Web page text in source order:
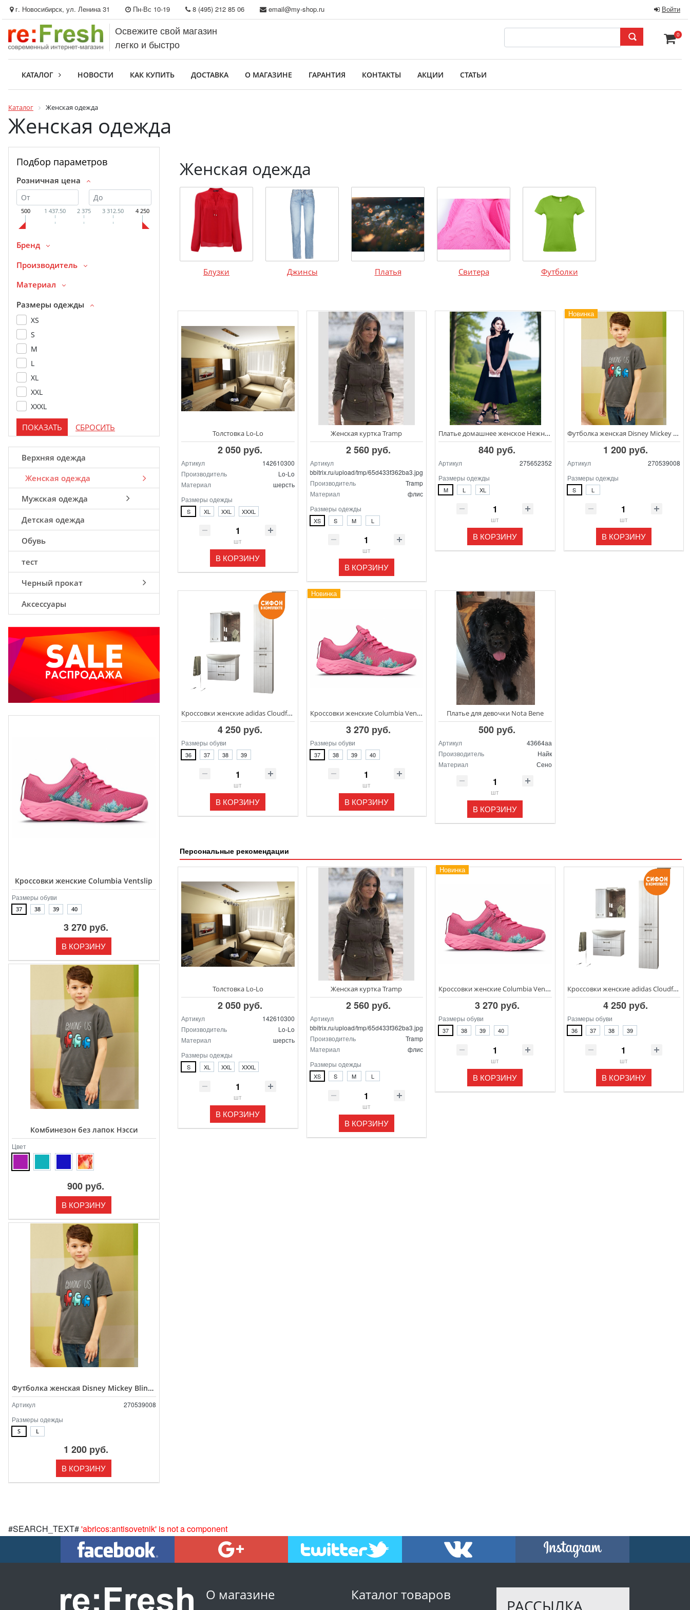
г. Новосибирск, ул. Ленина 31 Пн-Вс 10-19 8 (495) 212 85 06 email@my-shop.ru Войти
Освежите свой магазин
легко и быстро
0
КАТАЛОГ НОВОСТИ КАК КУПИТЬ ДОСТАВКА О МАГАЗИНЕ ГАРАНТИЯ КОНТАКТЫ АКЦИИ СТАТЬИ
Каталог Женская одежда
Женская одежда
Подбор параметров
Розничная цена
500 1 437.50 2 375 3 312.50 4 250
Бренд
Производитель
Материал
Размеры одежды
XS
S
M
L
XL
XXL
XXXL
Верхняя одежда
Женская одежда
Мужская одежда
Детская одежда
Обувь
тест
Черный прокат
Аксессуары
Кроссовки женские Columbia Ventslip
Размеры обуви
37 38 39 40
3 270 руб.
В КОРЗИНУ
Комбинезон без лапок Нэсси
Цвет
900 руб.
В КОРЗИНУ
Футболка женская Disney Mickey Blinking
Артикул
270539008
Размеры одежды
S L
1 200 руб.
В КОРЗИНУ
Женская одежда
Блузки Джинсы Платья Свитера Футболки
Толстовка Lo-Lo
2 050 руб.
Артикул
142610300
Производитель
Lo-Lo
Материал
шерсть
Размеры одежды
S XL XXL XXXL
шт
В КОРЗИНУ
Женская куртка Tramp
2 560 руб.
Артикул
/home/bitrix/ext_www/bitrix.sibbitrix.ru/upload/tmp/65d433f362ba3.jpg
Производитель
Tramp
Материал
флис
Размеры одежды
XS S M L
шт
В КОРЗИНУ
Платье домашнее женское Нежность
840 руб.
Артикул
275652352
Размеры одежды
M L XL
шт
В КОРЗИНУ
Новинка
Футболка женская Disney Mickey Blinking
1 200 руб.
Артикул
270539008
Размеры одежды
S L
шт
В КОРЗИНУ
Кроссовки женские adidas Cloudfoam Race
4 250 руб.
Размеры обуви
36 37 38 39
шт
В КОРЗИНУ
Новинка
Кроссовки женские Columbia Ventslip
3 270 руб.
Размеры обуви
37 38 39 40
шт
В КОРЗИНУ
Платье для девочки Nota Bene
500 руб.
Артикул
43664аа
Производитель
Найк
Материал
Сено
шт
В КОРЗИНУ
Персональные рекомендации
Толстовка Lo-Lo
2 050 руб.
Артикул
142610300
Производитель
Lo-Lo
Материал
шерсть
Размеры одежды
S XL XXL XXXL
шт
В КОРЗИНУ
Женская куртка Tramp
2 560 руб.
Артикул
/home/bitrix/ext_www/bitrix.sibbitrix.ru/upload/tmp/65d433f362ba3.jpg
Производитель
Tramp
Материал
флис
Размеры одежды
XS S M L
шт
В КОРЗИНУ
Новинка
Кроссовки женские Columbia Ventslip
3 270 руб.
Размеры обуви
37 38 39 40
шт
В КОРЗИНУ
Кроссовки женские adidas Cloudfoam Race
4 250 руб.
Размеры обуви
36 37 38 39
шт
В КОРЗИНУ
#SEARCH_TEXT#'abricos:antisovetnik' is not a component
О магазине Каталог товаров
РАССЫЛКА